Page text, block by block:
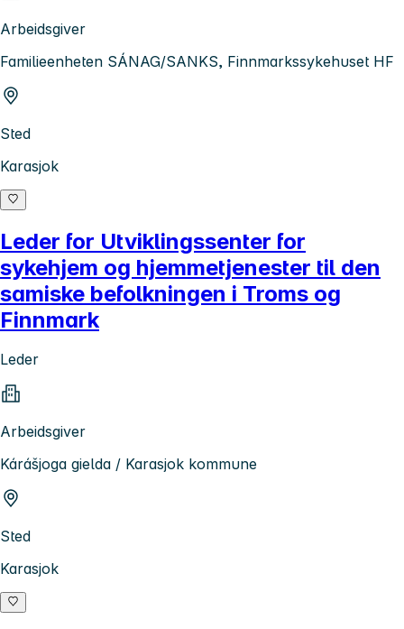
Arbeidsgiver
Familieenheten SÁNAG/SANKS, Finnmarkssykehuset HF
Sted
Karasjok
Leder for Utviklingssenter for
sykehjem og hjemmetjenester til den
samiske befolkningen i Troms og
Finnmark
Leder
Arbeidsgiver
Kárášjoga gielda / Karasjok kommune
Sted
Karasjok